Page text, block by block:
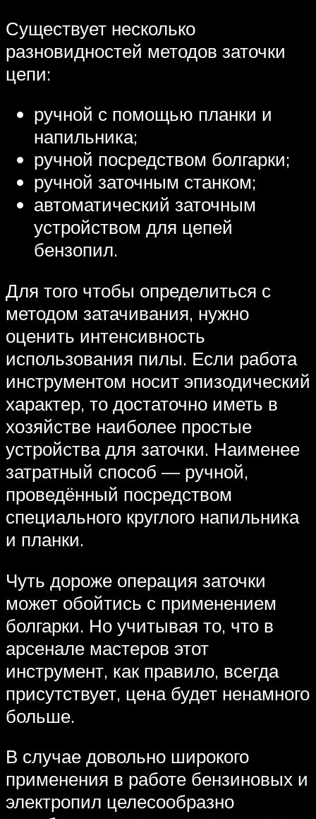
Существует несколько
разновидностей методов заточки
цепи:
ручной с помощью планки и
напильника;
ручной посредством болгарки;
ручной заточным станком;
автоматический заточным
устройством для цепей
бензопил.
Для того чтобы определиться с
методом затачивания, нужно
оценить интенсивность
использования пилы. Если работа
инструментом носит эпизодический
характер, то достаточно иметь в
хозяйстве наиболее простые
устройства для заточки. Наименее
затратный способ — ручной,
проведённый посредством
специального круглого напильника
и планки.
Чуть дороже операция заточки
может обойтись с применением
болгарки. Но учитывая то, что в
арсенале мастеров этот
инструмент, как правило, всегда
присутствует, цена будет ненамного
больше.
В случае довольно широкого
применения в работе бензиновых и
электропил целесообразно